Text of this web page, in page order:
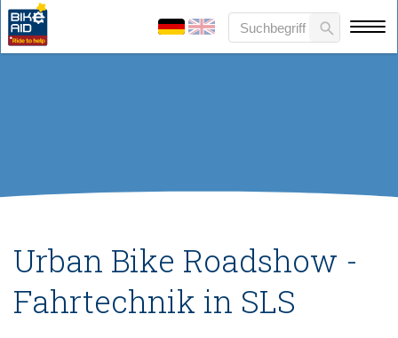
Urban Bike Roadshow -
Fahrtechnik in SLS